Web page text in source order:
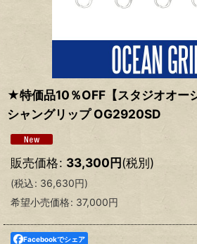
★特価品10％OFF【スタジオオー
シャングリップ OG2920SD
販売価格: 33,300円(税別)
(税込: 36,630円)
希望小売価格: 37,000円
Facebookでシェア